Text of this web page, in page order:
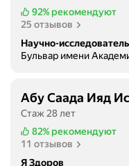
92% рекомендуют
25 отзывов
Абу Саада Ияд
Стаж 28 лет
82% рекомендуют
11 отзывов
Я Здоров